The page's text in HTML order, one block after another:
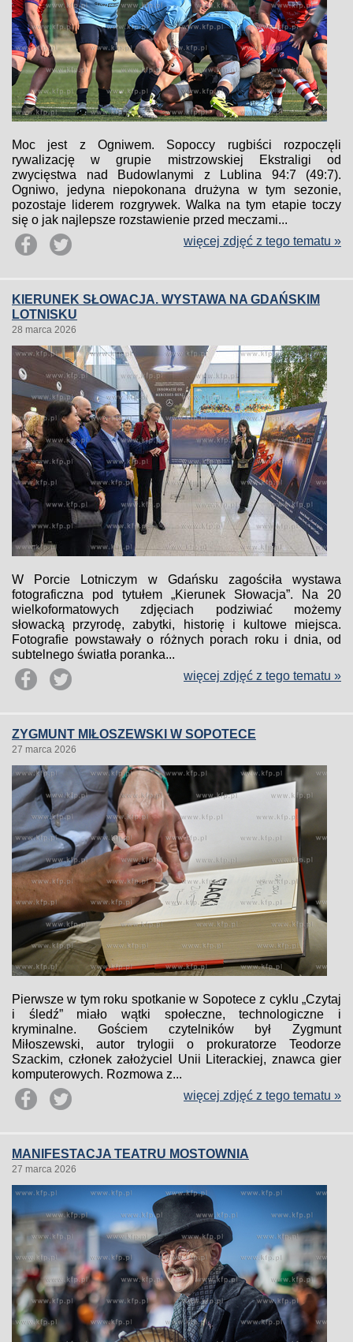
Moc jest z Ogniwem. Sopoccy rugbiści rozpoczęli
rywalizację w grupie mistrzowskiej Ekstraligi od
zwycięstwa nad Budowlanymi z Lublina 94:7 (49:7).
Ogniwo, jedyna niepokonana drużyna w tym sezonie,
pozostaje liderem rozgrywek. Walka na tym etapie toczy
się o jak najlepsze rozstawienie przed meczami...
więcej zdjęć z tego tematu »
KIERUNEK SŁOWACJA. WYSTAWA NA GDAŃSKIM
LOTNISKU
28 marca 2026
W Porcie Lotniczym w Gdańsku zagościła wystawa
fotograficzna pod tytułem „Kierunek Słowacja”. Na 20
wielkoformatowych zdjęciach podziwiać możemy
słowacką przyrodę, zabytki, historię i kultowe miejsca.
Fotografie powstawały o różnych porach roku i dnia, od
subtelnego światła poranka...
więcej zdjęć z tego tematu »
ZYGMUNT MIŁOSZEWSKI W SOPOTECE
27 marca 2026
Pierwsze w tym roku spotkanie w Sopotece z cyklu „Czytaj
i śledź” miało wątki społeczne, technologiczne i
kryminalne. Gościem czytelników był Zygmunt
Miłoszewski, autor trylogii o prokuratorze Teodorze
Szackim, członek założyciel Unii Literackiej, znawca gier
komputerowych. Rozmowa z...
więcej zdjęć z tego tematu »
MANIFESTACJA TEATRU MOSTOWNIA
27 marca 2026